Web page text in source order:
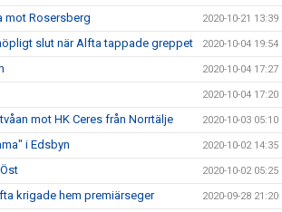
mot Rosersberg 2020-10-21 13:39
slut när Alfta tappade greppet 2020-10-04 19:54
2020-10-04 17:27
2020-10-04 17:20
mot HK Ceres från Norrtälje 2020-10-03 05:10
i Edsbyn 2020-10-02 14:35
2020-10-02 05:25
krigade hem premiärseger 2020-09-28 21:20